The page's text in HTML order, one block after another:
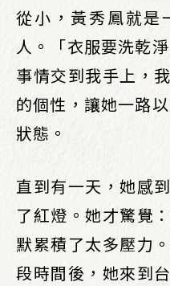
從小，黃秀鳳就是
人。「衣服要洗乾
事情交到我手上，
的個性，讓她一路
狀態。
直到有一天，她感
了紅燈。她才驚覺
默累積了太多壓力
段時間後，她來到